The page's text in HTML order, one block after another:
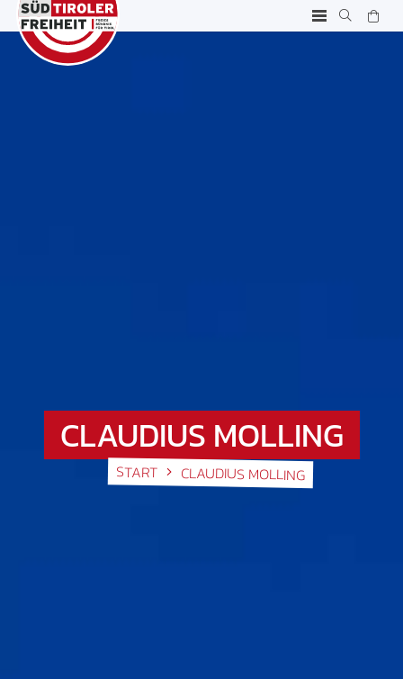
CLAUDIUS MOLLING
START CLAUDIUS MOLLING